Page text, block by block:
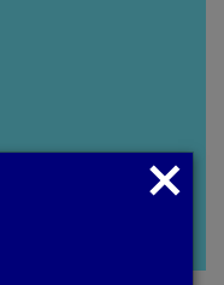
Tancar
modal